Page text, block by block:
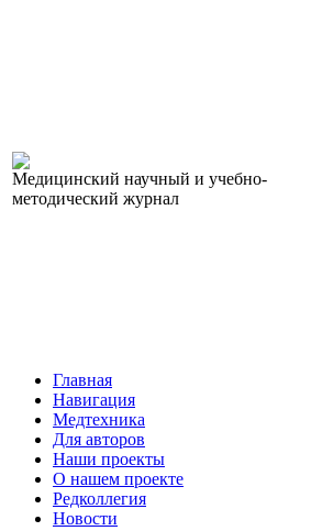
Медицинский научный и учебно-
методический журнал
Главная
Навигация
Медтехника
Для авторов
Наши проекты
О нашем проекте
Редколлегия
Новости